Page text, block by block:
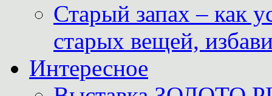
Старый запах – как
старых вещей,
Интересное